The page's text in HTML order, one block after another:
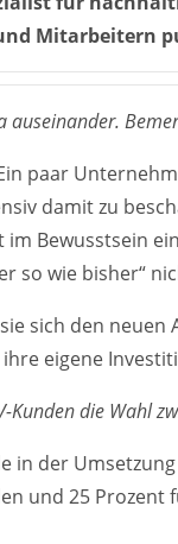
Mitarbeitern
auseinander.
paar
damit zu
Bewusstsein
so wie bisher“
sich den
eigene
Kunden die Wahl
in der
und 25 Prozent